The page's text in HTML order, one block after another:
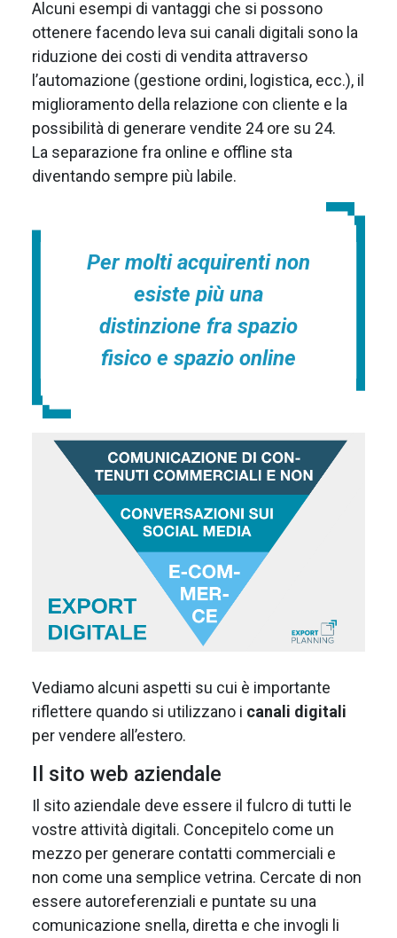
Alcuni esempi di vantaggi che si possono
ottenere facendo leva sui canali digitali sono la
riduzione dei costi di vendita attraverso
l’automazione (gestione ordini, logistica, ecc.), il
miglioramento della relazione con cliente e la
possibilità di generare vendite 24 ore su 24.
La separazione fra online e offline sta
diventando sempre più labile.
Per molti acquirenti non
esiste più una
distinzione fra spazio
fisico e spazio online
Vediamo alcuni aspetti su cui è importante
riflettere quando si utilizzano i canali digitali
per vendere all’estero.
Il sito web aziendale
Il sito aziendale deve essere il fulcro di tutti le
vostre attività digitali. Concepitelo come un
mezzo per generare contatti commerciali e
non come una semplice vetrina. Cercate di non
essere autoreferenziali e puntate su una
comunicazione snella, diretta e che invogli li